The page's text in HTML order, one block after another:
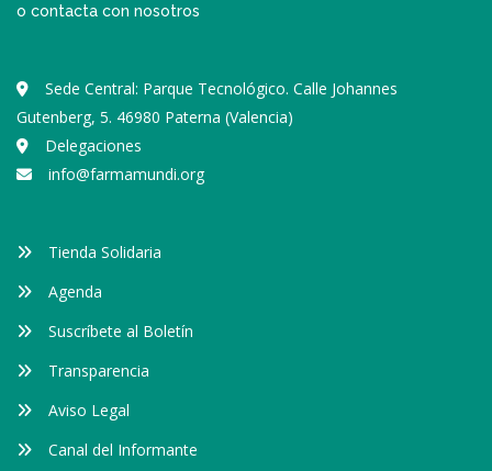
o contacta con nosotros
Sede Central: Parque Tecnológico. Calle Johannes
Gutenberg, 5. 46980 Paterna (Valencia)
Delegaciones
info@farmamundi.org
Tienda Solidaria
Agenda
Suscríbete al Boletín
Transparencia
Aviso Legal
Canal del Informante